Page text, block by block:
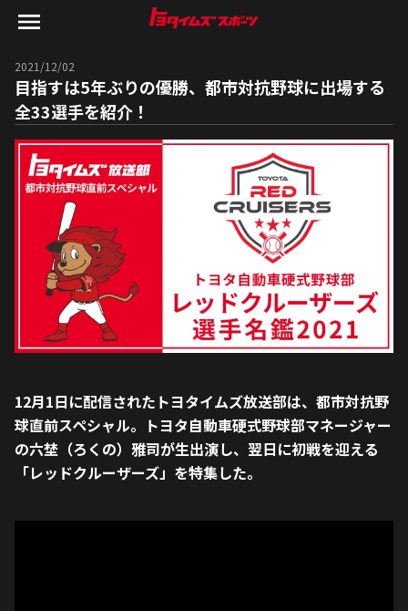
2021/12/02
目指すは5年ぶりの優勝、都市対抗野球に出場する
全33選手を紹介！
12月1日に配信されたトヨタイムズ放送部は、都市対抗野
球直前スペシャル。トヨタ自動車硬式野球部マネージャー
の六埜（ろくの）雅司が生出演し、翌日に初戦を迎える
「レッドクルーザーズ」を特集した。